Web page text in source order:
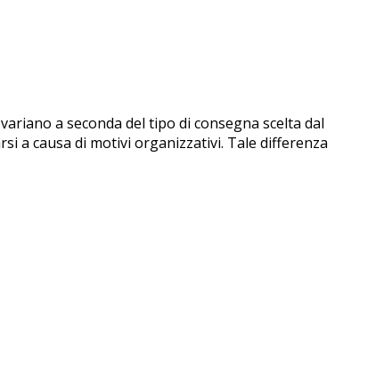
a seconda del tipo di consegna scelta dal
a causa di motivi organizzativi. Tale differenza